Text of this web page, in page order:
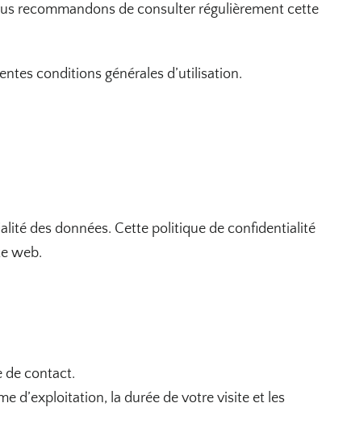
recommandons de consulter régulièrement cette
conditions générales d’utilisation.
des données. Cette politique de confidentialité
web.
de contact.
d’exploitation, la durée de votre visite et les